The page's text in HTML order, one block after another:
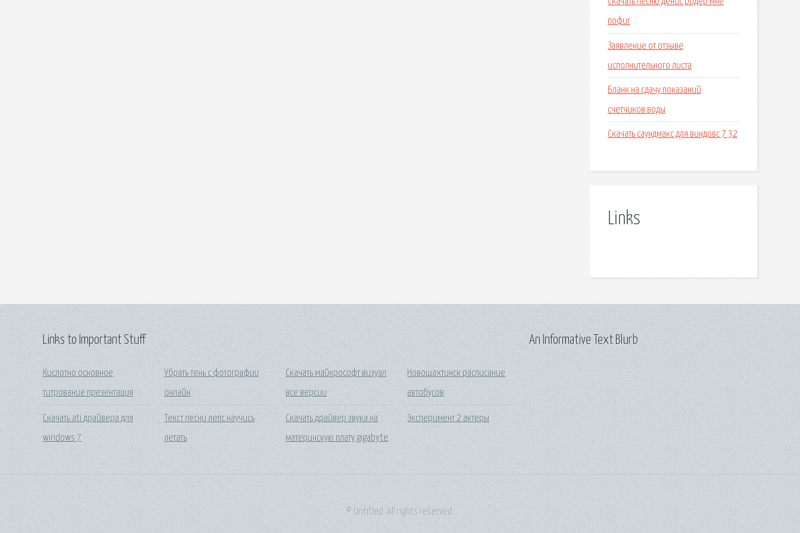
пофиг
Заявление от отзыве
исполнительного листа
Бланк на сдачу показаний
счетчиков воды
Скачать саундмакс для виндовс 7 32
Links
Links to Important Stuff
Кислотно основное
титрование презентация
Скачать ati драйвера для
windows 7
Убрать тень с фотографии
онлайн
Текст песни лепс научись
летать
Скачать майкрософт визуал
все версии
Скачать драйвер звука на
материнскую плату gigabyte
Новошахтинск расписание
автобусов
Эксперимент 2 актеры
An Informative Text Blurb
© Untitled. All rights reserved.